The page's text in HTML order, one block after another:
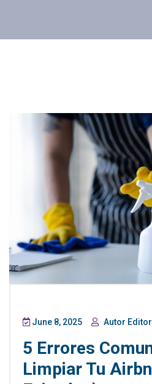
June 8, 2025 Autor Editor
5 Errores
Limpiar Tu